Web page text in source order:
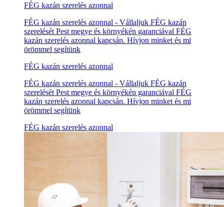
FÉG kazán szerelés azonnal
FÉG kazán szerelés azonnal - Vállaljuk FÉG kazán
szerelését Pest megye és környékén garanciával FÉG
kazán szerelés azonnal kapcsán. Hívjon minket és mi
örömmel segítünk
FÉG kazán szerelés azonnal
FÉG kazán szerelés azonnal - Vállaljuk FÉG kazán
szerelését Pest megye és környékén garanciával FÉG
kazán szerelés azonnal kapcsán. Hívjon minket és mi
örömmel segítünk
FÉG kazán szerelés azonnal